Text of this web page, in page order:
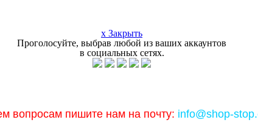
x Закрыть
Проголосуйте, выбрав любой из ваших аккаунтов
в социальных сетях.
вопросам пишите нам на почту: info@shop-